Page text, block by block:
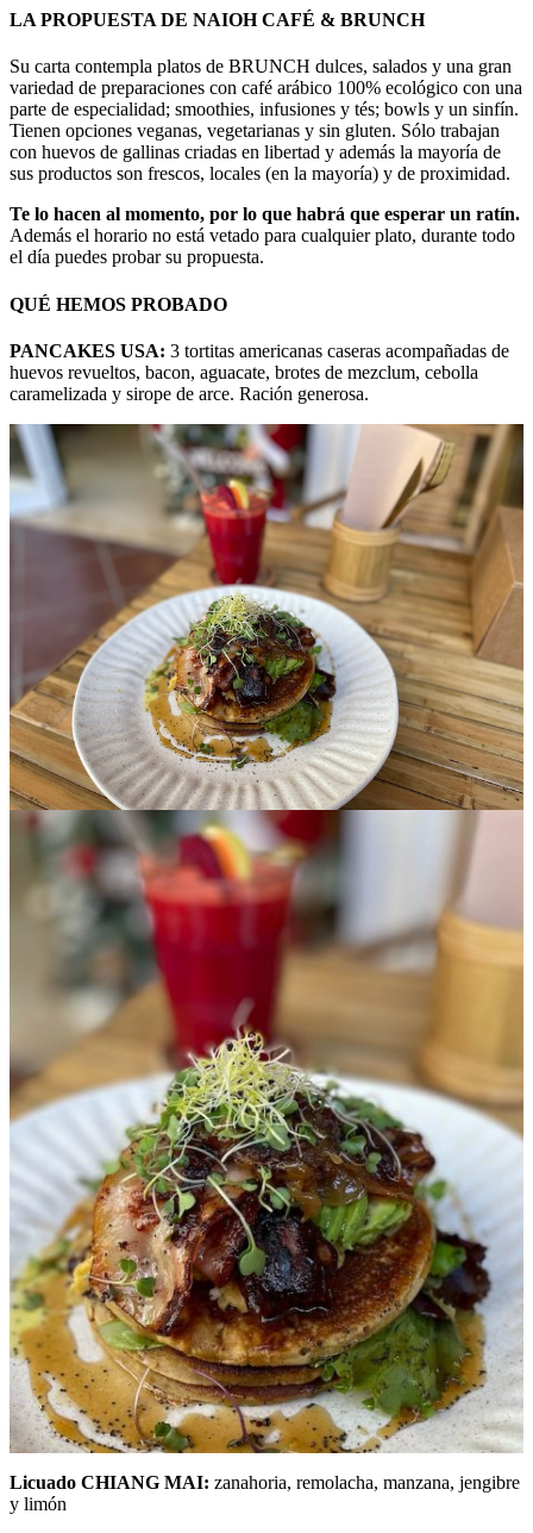
LA PROPUESTA DE NAIOH CAFÉ & BRUNCH
Su carta contempla platos de BRUNCH dulces, salados y una gran
variedad de preparaciones con café arábico 100% ecológico con una
parte de especialidad; smoothies, infusiones y tés; bowls y un sinfín.
Tienen opciones veganas, vegetarianas y sin gluten. Sólo trabajan
con huevos de gallinas criadas en libertad y además la mayoría de
sus productos son frescos, locales (en la mayoría) y de proximidad.
Te lo hacen al momento, por lo que habrá que esperar un ratín.
Además el horario no está vetado para cualquier plato, durante todo
el día puedes probar su propuesta.
QUÉ HEMOS PROBADO
PANCAKES USA: 3 tortitas americanas caseras acompañadas de
huevos revueltos, bacon, aguacate, brotes de mezclum, cebolla
caramelizada y sirope de arce. Ración generosa.
Licuado CHIANG MAI: zanahoria, remolacha, manzana, jengibre
y limón